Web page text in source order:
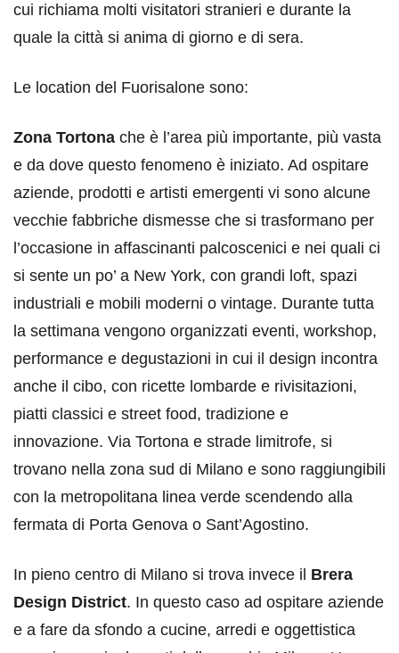
cui richiama molti visitatori stranieri e durante la
quale la città si anima di giorno e di sera.
Le location del Fuorisalone sono:
Zona Tortona che è l’area più importante, più vasta
e da dove questo fenomeno è iniziato. Ad ospitare
aziende, prodotti e artisti emergenti vi sono alcune
vecchie fabbriche dismesse che si trasformano per
l’occasione in affascinanti palcoscenici e nei quali ci
si sente un po’ a New York, con grandi loft, spazi
industriali e mobili moderni o vintage. Durante tutta
la settimana vengono organizzati eventi, workshop,
performance e degustazioni in cui il design incontra
anche il cibo, con ricette lombarde e rivisitazioni,
piatti classici e street food, tradizione e
innovazione. Via Tortona e strade limitrofe, si
trovano nella zona sud di Milano e sono raggiungibili
con la metropolitana linea verde scendendo alla
fermata di Porta Genova o Sant’Agostino.
In pieno centro di Milano si trova invece il Brera
Design District. In questo caso ad ospitare aziende
e a fare da sfondo a cucine, arredi e oggettistica